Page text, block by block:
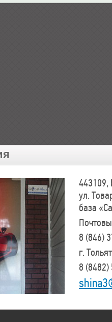
443109,
ул.
база
8 (846)
г.
8 (8482)